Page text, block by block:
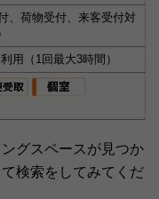
荷物受付、来客受付対
用（1回最大3時間）
グスペースが見つか
検索をしてみてくだ